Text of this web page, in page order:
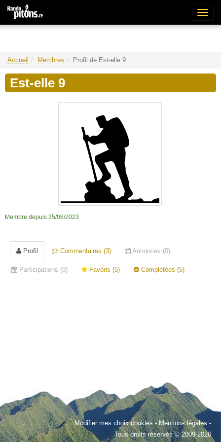
Accueil Membres Profil de Est-elle 9
Est-elle 9
Membre depuis 25/08/2023
Profil Commentaires (3) Annonces (0)
Participations (0) Favoris (5) Complétées (5)
Modifier mes choix cookies-Mentions légales -
Tous droits réservés © 2009-2026